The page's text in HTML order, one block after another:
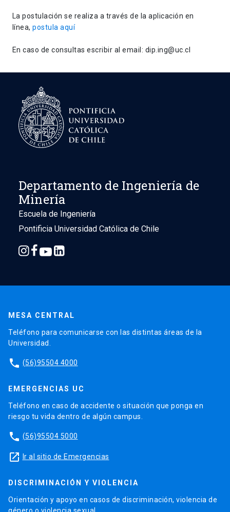
La postulación se realiza a travésde la aplicación en
línea,postula aquí
En caso de consultas escribir al email: dip.ing@uc.cl
Departamento de Ingeniería de
Minería
Escuela de Ingeniería
Pontificia Universidad Católica de Chile
MESA CENTRAL
Teléfono para comunicarse con las distintas áreas de la
Universidad.
phone (56)95504 4000
EMERGENCIAS UC
Teléfono en caso de accidente o situación que ponga en
riesgo tu vida dentro de algún campus.
phone (56)95504 5000
launch Ir al sitio de Emergencias
DISCRIMINACIÓN Y VIOLENCIA
Orientación y apoyo en casos de discriminación, violencia de
género o violencia sexual.